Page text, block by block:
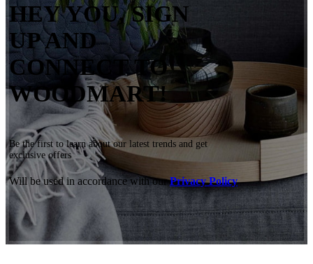
HEY YOU, SIGN
UP AND
CONNECT TO
WOODMART!
Be the first to learn about our latest trends and get
exclusive offers
Will be used in accordance with ourPrivacy Policy